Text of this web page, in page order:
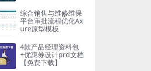
综合销售与维修维保
平台审批流程优化Ax
ure原型模板
4款产品经理资料包
+优惠券设计prd文档
【免费下载】